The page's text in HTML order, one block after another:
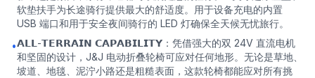
软垫扶手为长途骑行提供最大的舒适度。用于设备充电的内置
USB 端口和用于安全夜间骑行的 LED 灯确保全天候无忧旅行。
•𝗔𝗟𝗟-𝗧𝗘𝗥𝗥𝗔𝗜𝗡 𝗖𝗔𝗣𝗔𝗕𝗜𝗟𝗜𝗧𝗬：凭借强大的双 24V 直流电机
和坚固的设计，J&J 电动折叠轮椅可应对任何地形。无论是草地、
坡道、地毯、泥泞小路还是粗糙表面，这款轮椅都能应对所有挑